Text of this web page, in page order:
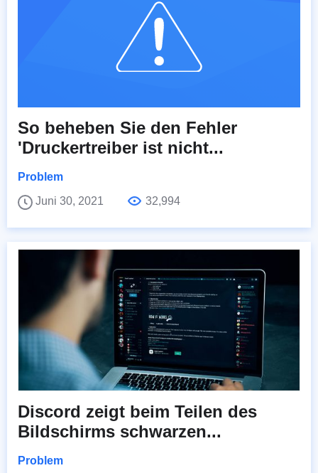
So beheben Sie den Fehler
'Druckertreiber ist nicht...
Problem
Juni 30, 2021
32,994
Discord zeigt beim Teilen des
Bildschirms schwarzen...
Problem